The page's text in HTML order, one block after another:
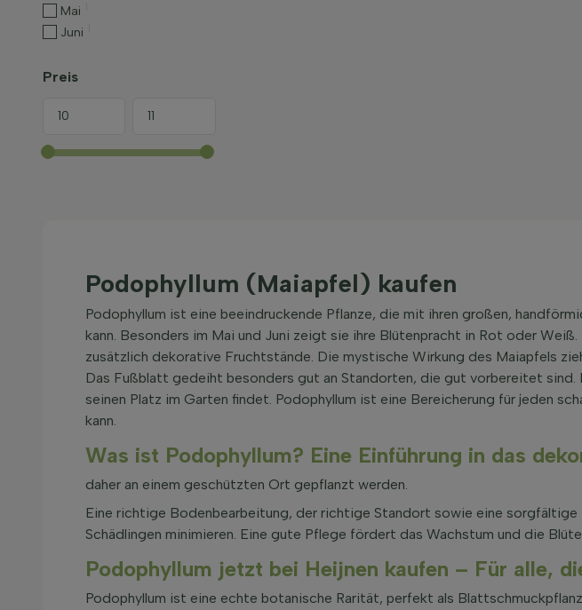
Mai
Juni
Preis
Podophyllum (Maiapfel) kaufen
Podophyllum ist eine beeindruckende Pflanze, die mit ihren großen,
kann. Besonders im Mai und Juni zeigt sie ihre Blütenpracht in Rot oder
zusätzlich dekorative Fruchtstände. Die mystische Wirkung des Maiapfels
Das Fußblatt gedeiht besonders gut an Standorten, die gut vorbereitet
seinen Platz im Garten findet. Podophyllum ist eine Bereicherung für jeden
kann.
Was ist Podophyllum? Eine Einführung in das
daher an einem geschützten Ort gepflanzt werden.
Eine richtige Bodenbearbeitung, der richtige Standort sowie eine
Schädlingen minimieren. Eine gute Pflege fördert das Wachstum und die
Podophyllum jetzt bei Heijnen kaufen – Für alle,
Podophyllum ist eine echte botanische Rarität, perfekt als